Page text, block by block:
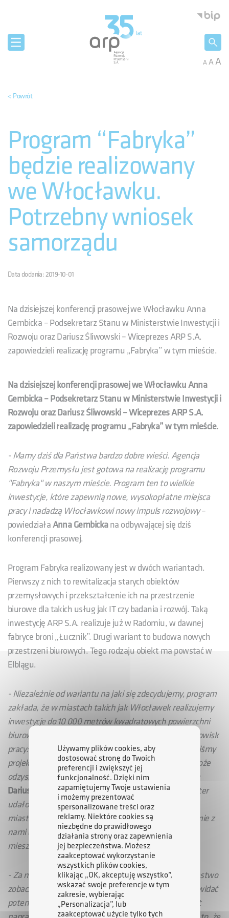
AAA
< Powrót
Program “Fabryka”
będzie realizowany
we Włocławku.
Potrzebny wniosek
samorządu
Data dodania: 2019-10-01
Na dzisiejszej konferencji prasowej we Włocławku Anna
Gembicka – Podsekretarz Stanu w Ministerstwie Inwestycji i
Rozwoju oraz Dariusz Śliwowski – Wiceprezes ARP S.A.
zapowiedzieli realizację programu „Fabryka” w tym mieście.
Na dzisiejszej konferencji prasowej we Włocławku Anna
Gembicka – Podsekretarz Stanu w Ministerstwie Inwestycji i
Rozwoju oraz Dariusz Śliwowski – Wiceprezes ARP S.A.
zapowiedzieli realizację programu „Fabryka” w tym mieście.
- Mamy dziś dla Państwa bardzo dobre wieści. Agencja
Rozwoju Przemysłu jest gotowa na realizację programu
"Fabryka" w naszym mieście. Program ten to wielkie
inwestycje, które zapewnią nowe, wysokopłatne miejsca
pracy i nadadzą Włocławkowi nowy impuls rozwojowy–
powiedziałaAnna Gembickana odbywającej się dziś
konferencji prasowej.
Program Fabryka realizowany jest w dwóch wariantach.
Pierwszy z nich to rewitalizacja starych obiektów
przemysłowych i przekształcenie ich na przestrzenie
biurowe dla takich usług jak IT czy badania i rozwój. Taką
inwestycję ARP S.A. realizuje już w Radomiu, w dawnej
fabryce broni „Łucznik”. Drugi wariant to budowa nowych
przestrzeni biurowych. Tego rodzaju obiekt ma powstać w
Elblągu.
- Niezależnie od wariantu na jaki się zdecydujemy, program
zakłada, że w miastach takich jak Włocławek realizujemy
inwestycje do 10 000 metrów kwadratowych powierzchni
biurowej. Zapewnia to przestrzeń dla około 1200 stanowisk
pracy: naukowców, programistów, inżynierów. Nazwaliśmy
projekt "Tertio Ponte", Trzeci Most, pomost który pomoże
odzyskać Włocławkowi dawną świetność
– powiedział
Dariusz Śliwowski. -Cieszę się, że w osobie Pani Minister
udało nam się znaleźć partnera do rozmów o rozwoju
miasta. Teraz liczymy, że włocławski samorząd podejmie z
nami dialog w celu wypracowania optymalnego dla
mieszkańców miasta rozwiązania– dodał Wiceprezes.
- Za nami ustawione są plansze, na których mogą Państwo
zobaczyć opis możliwości, które stwarza program. Jak widać
potencjał programu realizowanego przez ARP S.A. jest
Używamy plików cookies, aby
dostosować stronę do Twoich
preferencji i zwiększyć jej
funkcjonalność. Dzięki nim
zapamiętujemy Twoje ustawienia
i możemy prezentować
spersonalizowane treści oraz
reklamy. Niektóre cookies są
niezbędne do prawidłowego
działania strony oraz zapewnienia
jej bezpieczeństwa. Możesz
zaakceptować wykorzystanie
wszystkich plików cookies,
klikając „OK, akceptuję wszystko”,
wskazać swoje preferencje w tym
zakresie, wybierając
„Personalizacja”, lub
zaakceptować użycie tylko tych